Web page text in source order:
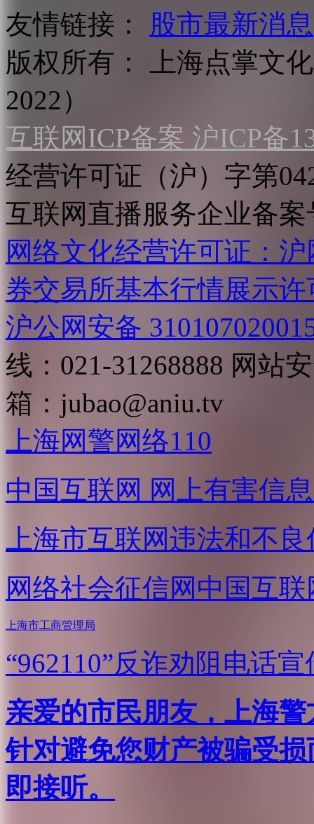
友情链接：
股市最新消息
版权所有：
上海点掌文
2022）
互联网ICP备案 沪ICP备
经营许可证（沪）字第
互联网直播服务企业备案
网络文化经营许可证：
券交易所基本行情展示许
沪公网安备
线：021-31268888 网站
箱： jubao@aniu.tv
上海网警网络110
中国互联网 网上有害信
上海市互联网违法和不
网络社会征信网 中国互
上海市工商管理局
“962110”反诈劝阻电话宣
亲爱的市民朋友，上海
针对避免您财产被骗受
即接听。